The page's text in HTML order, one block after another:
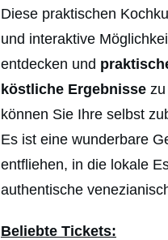
Diese praktischen
und interaktive
entdecken und
köstliche Ergebnisse
können Sie Ihre selbst
Es ist eine wunderbare
entfliehen, in die lokale
authentische
Beliebte Tickets: